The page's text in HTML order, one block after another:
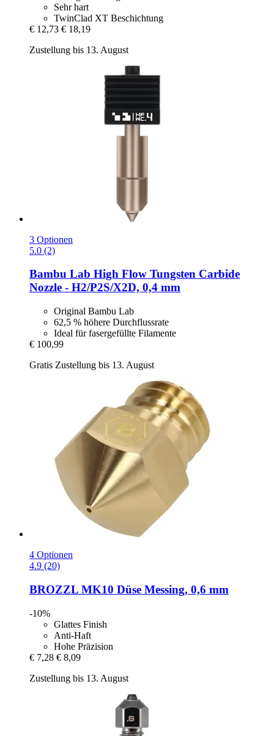
Sehr hart
TwinClad XT Beschichtung
€ 12,73 € 18,19
Zustellung bis 13. August
3 Optionen
5.0 (2)
Bambu Lab High Flow Tungsten Carbide
Nozzle -​ H2/P2S/X2D, 0,4 mm
Original Bambu Lab
62,5 % höhere Durchflussrate
Ideal für fasergefüllte Filamente
€ 100,99
Gratis Zustellung bis 13. August
4 Optionen
4.9 (20)
BROZZL MK10 Düse Messing, 0,6 mm
-10%
Glattes Finish
Anti-Haft
Hohe Präzision
€ 7,28 € 8,09
Zustellung bis 13. August